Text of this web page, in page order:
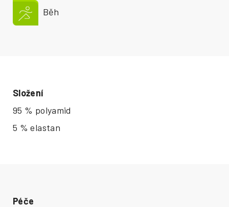
Péče
Složení
95 % polyamid
5 % elastan
Běh